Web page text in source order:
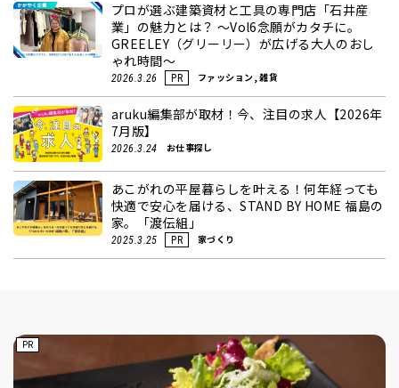
プロが選ぶ建築資材と工具の専門店「石井産
業」の魅力とは？ ～Vol6念願がカタチに。
GREELEY（グリーリー）が広げる大人のおし
ゃれ時間～
2026.3.26 PR ファッション, 雑貨
aruku編集部が取材！今、注目の求人【2026年
7月版】
2026.3.24 お仕事探し
あこがれの平屋暮らしを叶える！何年経っても
快適で安心を届ける、STAND BY HOME 福島の
家。「渡伝組」
2025.3.25 PR 家づくり
PR